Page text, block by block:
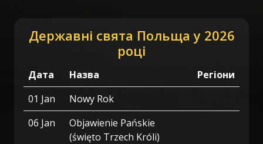
Державні свята Польща у 2026
році
Дата Назва
Регіони
01 Jan
Nowy Rok
06 Jan
Objawienie Pańskie
(święto Trzech Króli)